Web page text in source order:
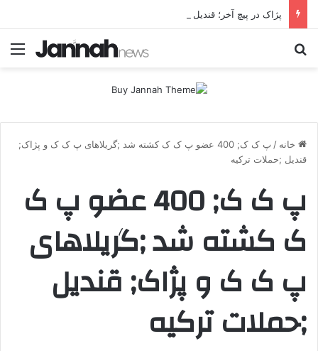
خانه /
پ ک ک; 400 عضو پ ک ک کشته شد ;گریلاهای پ ک ک و پژاک;
قندیل ;حملات ترکیه
پ ک ک; 400 عضو پ ک
ک کشته شد ;گریلاهای
پ ک ک و پژاک; قندیل
;حملات ترکیه